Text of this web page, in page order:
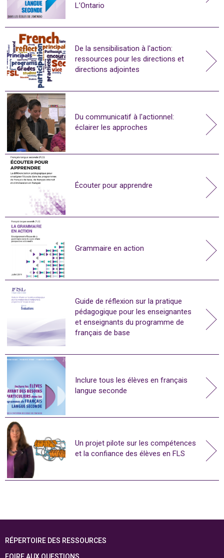
L’Ontario
De la sensibilisation à l'action:
ressources pour les directions et
directions adjointes
Du communicatif à l'actionnel:
éclairer les approches
Écouter pour apprendre
Grammaire en action
Guide de réflexion sur la pratique
pédagogique pour les enseignantes
et enseignants du programme de
français de base
Inclure tous les élèves en français
langue seconde
Un projet pilote sur les compétences
et la confiance des élèves en FLS
RÉPERTOIRE DES RESSOURCES